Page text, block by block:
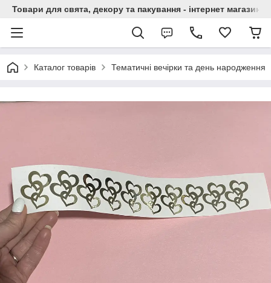
Товари для свята, декору та пакування - інтернет магазин
Каталог товарів Тематичні вечірки та день народження